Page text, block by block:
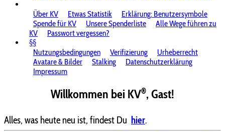
Über KV
Etwas Statistik
Erklärung: Benutzersymbole
Spende für KV
Unsere Spenderliste
Alle Wege führen zu
KV
Passwort vergessen?
§§
Nutzungsbedingungen
Verifizierung
Urheberrecht
Avatare & Bilder
Stalking
Datenschutzerklärung
Impressum
Willkommen bei KV®, Gast!
Alles, was heute neu ist, findest Du hier.